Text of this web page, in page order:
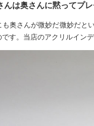
んは奥さんに黙ってプレ
も奥さんが微妙だ微妙だと
す。当店のアクリルインデ